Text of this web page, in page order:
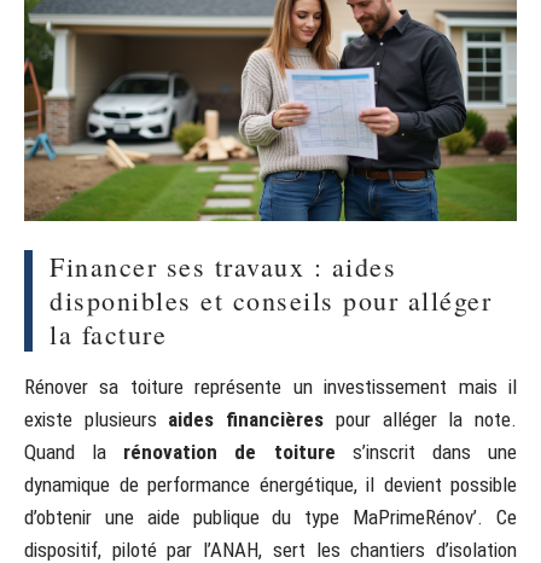
Financer ses travaux : aides
disponibles et conseils pour alléger
la facture
Rénover sa toiture représente un investissement mais il
existe plusieurs aides financières pour alléger la note.
Quand la rénovation de toiture s’inscrit dans une
dynamique de performance énergétique, il devient possible
d’obtenir une aide publique du type MaPrimeRénov’. Ce
dispositif, piloté par l’ANAH, sert les chantiers d’isolation